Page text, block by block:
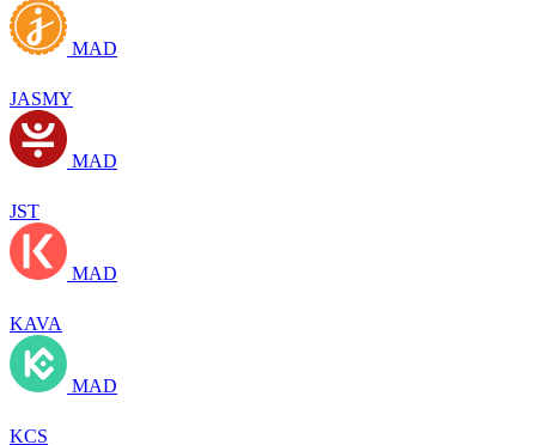
MAD
JASMY
MAD
JST
MAD
KAVA
MAD
KCS